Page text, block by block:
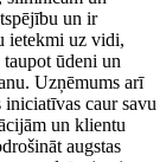
un ir
ietekmi uz vidi,
ūdeni un
Uzņēmums arī
iniciatīvas caur savu
un klientu
augstas